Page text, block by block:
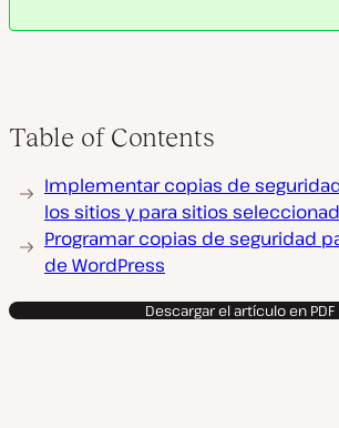
Table of Contents
Implementar copias de
los sitios y para sitios
Programar copias de seguridad
de WordPress
Descargar el artículo en PDF